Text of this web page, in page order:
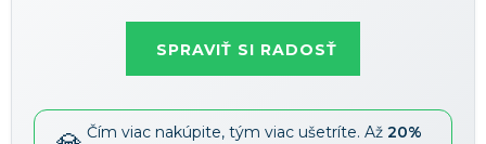
SPRAVIŤ SI RADOSŤ
Čím viac nakúpite, tým viac ušetríte. Až 20%